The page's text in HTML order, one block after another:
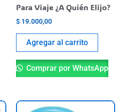
Para Viaje ¿A Quién Elijo?
$ 19.000,00
Agregar al carrito
Comprar por WhatsApp
This